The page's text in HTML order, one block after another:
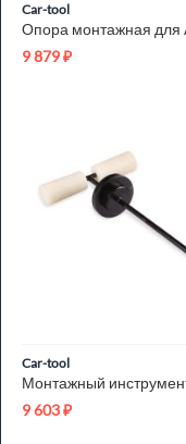
Car-tool
9 879₽
Car-tool
9 603₽